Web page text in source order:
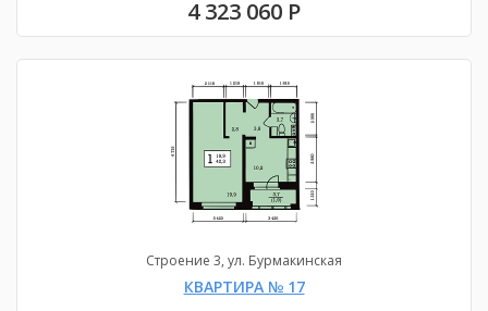
4 323 060 Р
Строение 3, ул. Бурмакинская
КВАРТИРА № 17